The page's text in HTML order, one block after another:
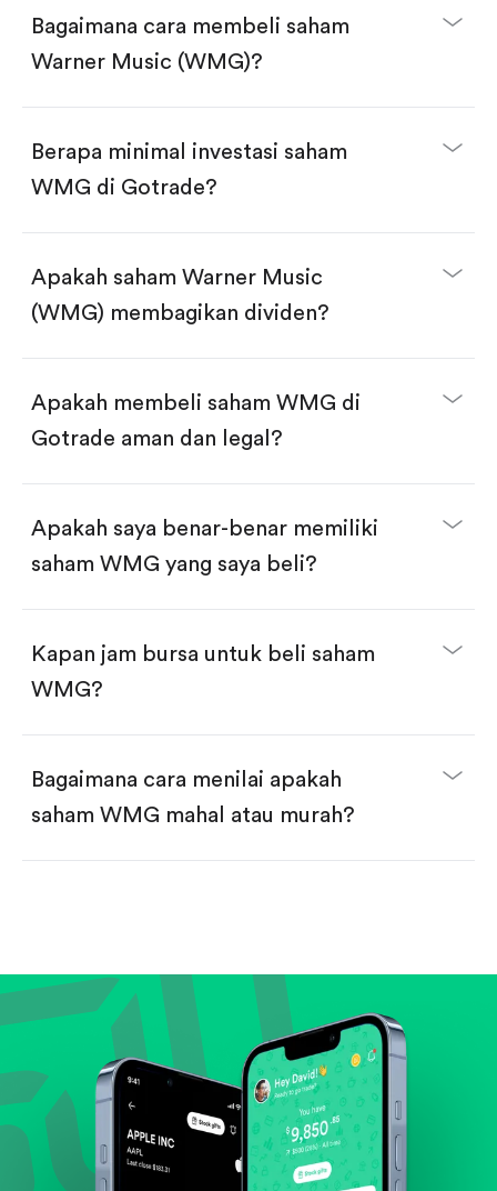
Bagaimana cara membeli saham
Warner Music (WMG)?
Buka akun dan selesaikan KYC.
Lakukan deposit.
Cari kode "WMG", lalu klik "Trade".
Klik tombol "Buy".
dua pilihan:
Beli saham secara fractional dalam jumlah
dollar, bisa mulai dari $1.
Swipe up untuk konfirmasi order, pembelian
Berapa minimal investasi saham
WMG di Gotrade?
Apakah saham Warner Music
(WMG) membagikan dividen?
Apakah membeli saham WMG di
Gotrade aman dan legal?
Apakah saya benar-benar memiliki
saham WMG yang saya beli?
Kapan jam bursa untuk beli saham
WMG?
Bagaimana cara menilai apakah
saham WMG mahal atau murah?
Lihat pertumbuhan pendapatan & laba.
Cek margin dan arus kas.
Evaluasi prospek bisnis dan posisi perusahaan di
industrinya.